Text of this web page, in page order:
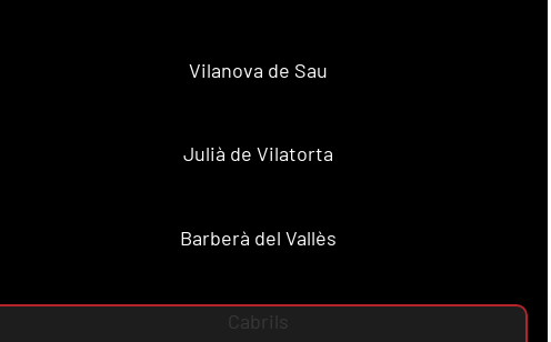
Vilanova de Sau
Julià de Vilatorta
Barberà del Vallès
Cabrils